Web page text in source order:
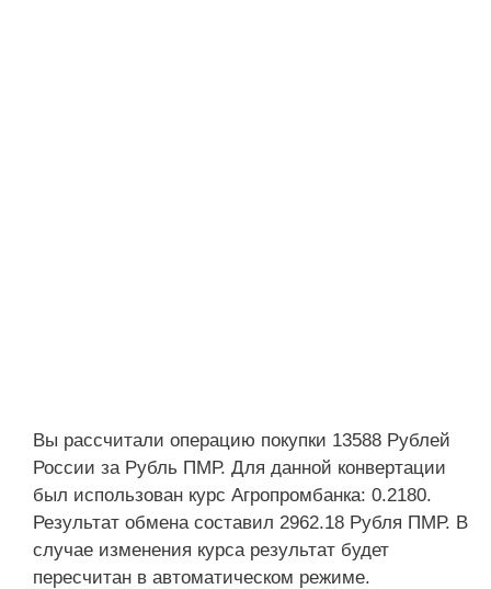
Вы рассчитали операцию покупки 13588 Рублей
России за Рубль ПМР. Для данной конвертации
был использован курс Агропромбанка: 0.2180.
Результат обмена составил 2962.18 Рубля ПМР. В
случае изменения курса результат будет
пересчитан в автоматическом режиме.